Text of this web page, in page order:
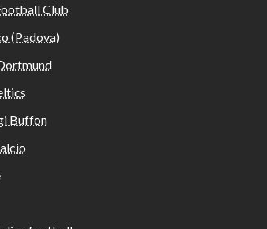
Club
(Padova)
Buffon